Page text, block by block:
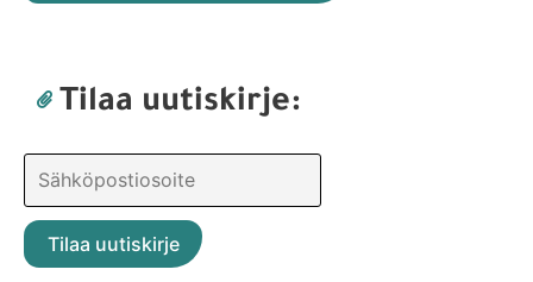
Tilaa uutiskirje: